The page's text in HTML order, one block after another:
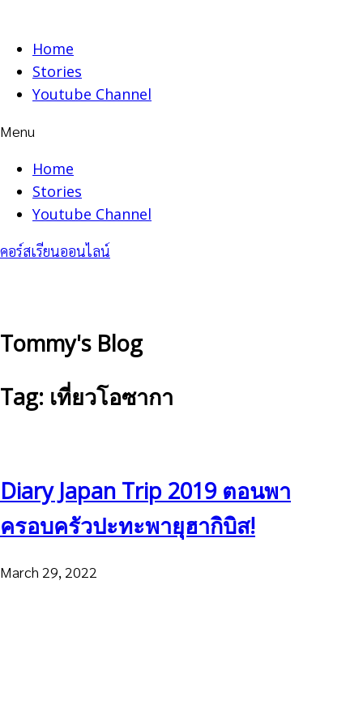
contentHome
Stories
Youtube Channel
Menu
Home
Stories
Youtube Channel
คอร์สเรียนออนไลน์
Tommy's Blog
Tag: เที่ยวโอซากา
Diary Japan Trip 2019 ตอนพา
ครอบครัวปะทะพายุฮากิบิส!
March 29, 2022